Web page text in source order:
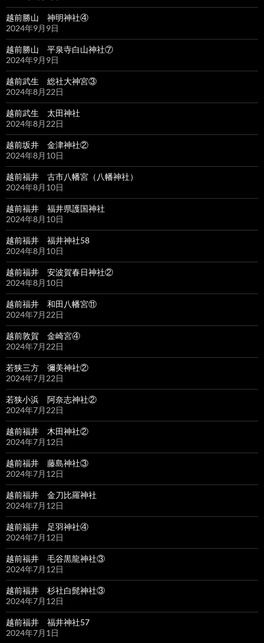
越前勝山 神明神社④
2024年9月9日
越前勝山 平泉寺白山神社⑦
2024年9月9日
越前武生 総社大神宮③
2024年8月22日
越前武生 太田神社
2024年8月22日
越前坂井 金津神社②
2024年8月10日
越前福井 古市八幡宮（八幡神社）
2024年8月10日
越前福井 福井県護国神社
2024年8月10日
越前福井 福井神社58
2024年8月10日
越前福井 安波賀春日神社②
2024年8月10日
越前福井 和田八幡宮⑪
2024年7月22日
越前敦賀 金崎宮④
2024年7月22日
若狭三方 彌美神社②
2024年7月22日
若狭小浜 阿奈志神社②
2024年7月22日
越前福井 木田神社②
2024年7月12日
越前福井 藤島神社③
2024年7月12日
越前福井 金刀比羅神社
2024年7月12日
越前福井 足羽神社④
2024年7月12日
越前福井 毛谷黒龍神社③
2024年7月12日
越前福井 杉社白髭神社③
2024年7月12日
越前福井 福井神社57
2024年7月1日